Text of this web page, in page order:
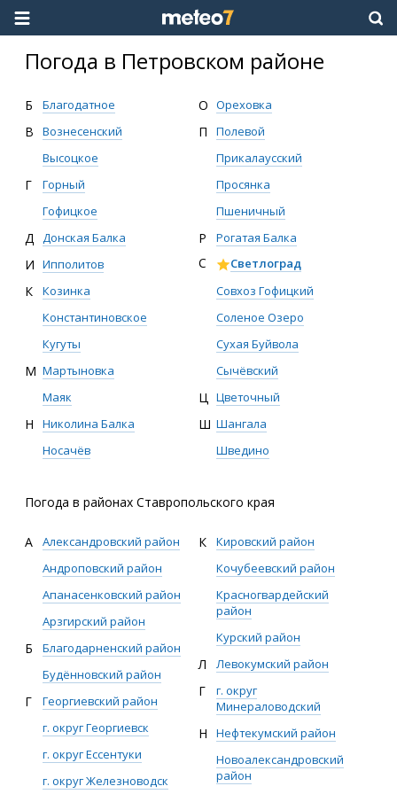
Погода в Петровском районе
Б Благодатное
В
Вознесенский
Высоцкое
Г
Горный
Гофицкое
Д Донская Балка
И Ипполитов
К
Козинка
Константиновское
Кугуты
М Мартыновка
Маяк
Н
Николина Балка
Носачёв
О Ореховка
П
Полевой
Прикалаусский
Просянка
Пшеничный
Р Рогатая Балка
С
Светлоград
Совхоз Гофицкий
Соленое Озеро
Сухая Буйвола
Сычёвский
Ц Цветочный
Ш Шангала
Шведино
Погода в районах Ставропольского края
А
Александровский район
Андроповский район
Апанасенковский район
Арзгирский район
Б
Благодарненский район
Будённовский район
Г
Георгиевский район
г. округ Георгиевск
г. округ Ессентуки
г. округ Железноводск
К
Кировский район
Кочубеевский район
Красногвардейский
район
Курский район
Л Левокумский район
Г
г. округ
Минераловодский
Н
Нефтекумский район
Новоалександровский
район